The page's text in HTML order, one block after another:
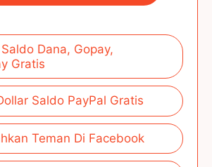
Dana, Gopay,
Gratis
Saldo PayPal Gratis
Teman Di Facebook